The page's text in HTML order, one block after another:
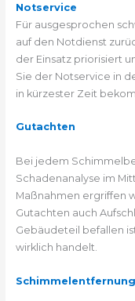
Notservice
Für ausgesprochen
auf den Notdienst
der Einsatz priorisiert
Sie der Notservice in
in kürzester Zeit
Gutachten
Bei jedem
Schadenanalyse im
Maßnahmen ergriffen
Gutachten auch
Gebäudeteil befallen
wirklich handelt.
Schimmelentfernung